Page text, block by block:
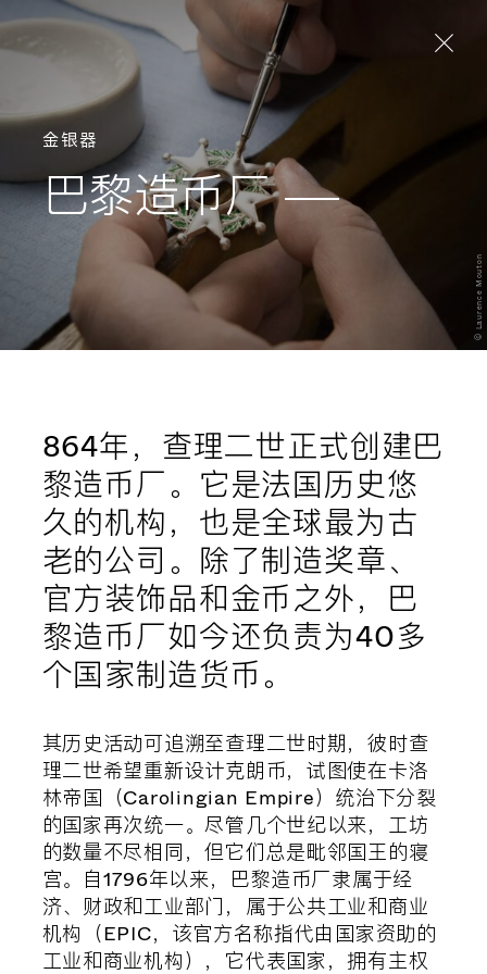
Aller directement au contenu
© Laurence Mouton
金银器
巴黎造币厂
864年，查理二世正式创建巴
黎造币厂。它是法国历史悠
久的机构，也是全球最为古
老的公司。除了制造奖章、
官方装饰品和金币之外，巴
黎造币厂如今还负责为40多
个国家制造货币。
其历史活动可追溯至查理二世时期，彼时查
理二世希望重新设计克朗币，试图使在卡洛
林帝国（Carolingian Empire）统治下分裂
的国家再次统一。尽管几个世纪以来，工坊
的数量不尽相同，但它们总是毗邻国王的寝
宫。自1796年以来，巴黎造币厂隶属于经
济、财政和工业部门，属于公共工业和商业
机构（EPIC，该官方名称指代由国家资助的
工业和商业机构），它代表国家，拥有主权